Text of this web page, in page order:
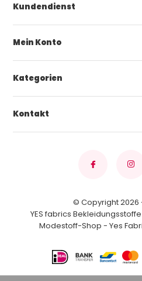
Kundendienst
Mein Konto
Kategorien
Kontakt
© Copyright 2026
YES fabrics
Modestoff-Shop - Yes